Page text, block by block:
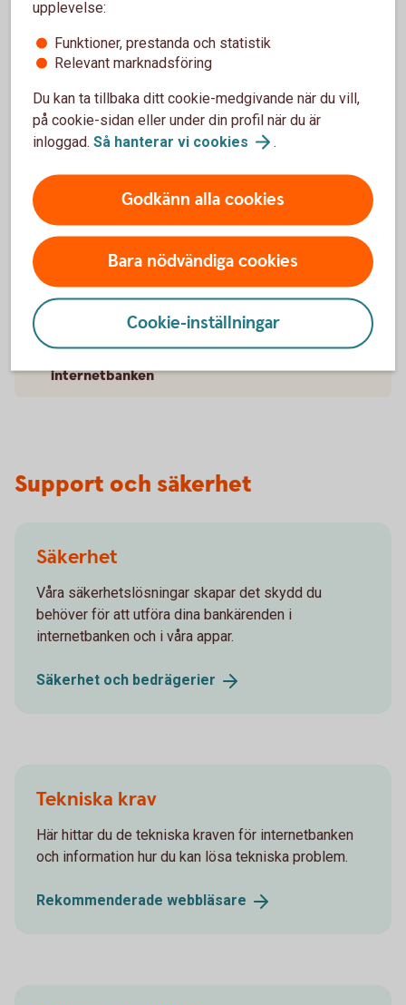
Pris för tillvalstjänster tillkommer. Tillbaka
Ingår utan kostnad i våra kundpaket. Tillbaka
Prislista betalningstjänster förtillvalstjänster
Mer om internetbanken
För dig med enskild firma
internetbanken
Support och säkerhet
Säkerhet
Våra säkerhetslösningar skapar det skydd du
behöver för att utföra dina bankärenden i
internetbanken och i våra appar.
Säkerhet och bedrägerier
Tekniska krav
Här hittar du de tekniska kraven för internetbanken
och information hur du kan lösa tekniska problem.
Rekommenderade webbläsare
upplevelse:
Funktioner, prestanda och statistik
Relevant marknadsföring
Du kan ta tillbaka ditt cookie-medgivande när du vill,
på cookie-sidan eller under din profil när du är
inloggad. Så hanterar vi cookies .
Godkänn alla cookies
Bara nödvändiga cookies
Cookie-inställningar